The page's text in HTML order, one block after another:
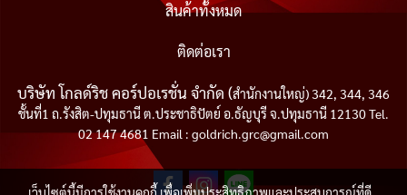
สินค้าทั้งหมด
ติดต่อเรา
บริษัท โกลด์ริช คอร์ปอเรชั่น จำกัด (สำนักงานใหญ่) 342, 344, 346
ชั้นที่1 ถ.รังสิต-ปทุมธานี ต.ประชาธิปัตย์ อ.ธัญบุรี จ.ปทุมธานี 12130 Tel.
02 147 4681 Email : goldrich.grc@gmail.com